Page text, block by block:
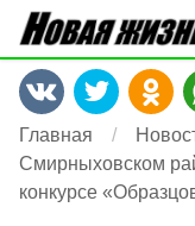
Главная
Смирныховском
конкурсе